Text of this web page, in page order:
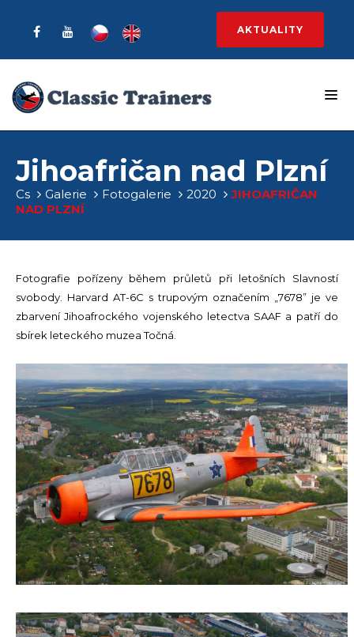
AKTUALITY
Jihoafričan nad Plzní
Cs Galerie Fotogalerie 2020
JIHOAFRIČAN
NAD PLZNÍ
Fotografie pořízeny během průletů při letošních Slavností
svobody. Harvard AT-6C s trupovým označením „7678” je ve
zbarvení Jihoafrockého vojenského letectva SAAF a patří do
sbírek leteckého muzea Točná.